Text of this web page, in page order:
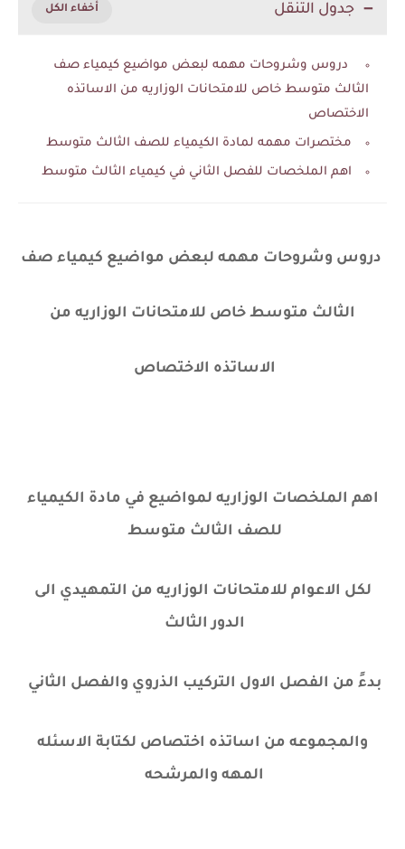
جدول التنقل
دروس وشروحات مهمه لبعض مواضيع كيمياء صف
الثالث متوسط خاص للامتحانات الوزاريه من الاساتذه
الاختصاص
مختصرات مهمه لمادة الكيمياء للصف الثالث متوسط
اهم الملخصات للفصل الثاني في كيمياء الثالث متوسط
دروس وشروحات مهمه لبعض مواضيع كيمياء صف
الثالث متوسط خاص للامتحانات الوزاريه من
الاساتذه الاختصاص
اهم الملخصات الوزاريه لمواضيع في مادة الكيمياء
للصف الثالث متوسط
لكل الاعوام للامتحانات الوزاريه من التمهيدي الى
الدور الثالث
بدءً من الفصل الاول التركيب الذروي والفصل الثاني
والمجموعه من اساتذه اختصاص لكتابة الاسئله
المهه والمرشحه